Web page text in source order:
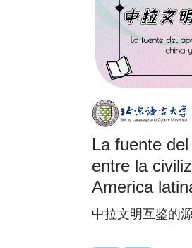
La fuente
entre la
America
中拉文明互鉴的